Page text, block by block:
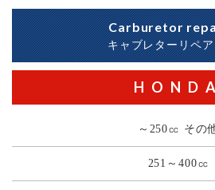
Carburetor
キャブレターリペ
HONDA
～250㏄ その
251～400㏄